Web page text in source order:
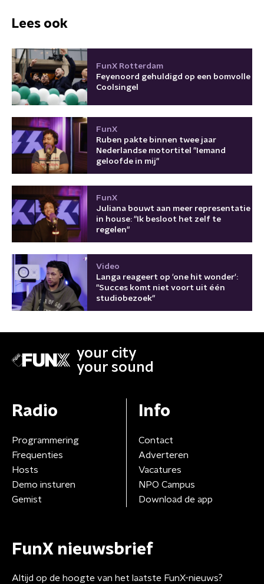
Lees ook
FunX Rotterdam
Feyenoord gehuldigd op een bomvolle
Coolsingel
FunX
Ruben pakte binnen twee jaar
Nederlandse motortitel "Iemand
geloofde in mij"
FunX
Juliana bouwt aan meer representatie
in house: "Ik besloot het zelf te
regelen"
Video
Langa reageert op 'one hit wonder':
"Succes komt niet voort uit één
studiobezoek"
your city
your sound
Radio
Programmering
Frequenties
Hosts
Demo insturen
Gemist
Info
Contact
Adverteren
Vacatures
NPO Campus
Download de app
FunX nieuwsbrief
Altijd op de hoogte van het laatste FunX-nieuws?